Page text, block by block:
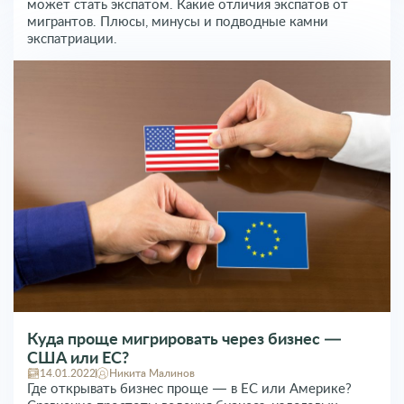
может стать экспатом. Какие отличия экспатов от
мигрантов. Плюсы, минусы и подводные камни
экспатриации.
Куда проще мигрировать через бизнес —
США или ЕС?
14.01.2022 Никита Малинов
Где открывать бизнес проще — в ЕС или Америке?